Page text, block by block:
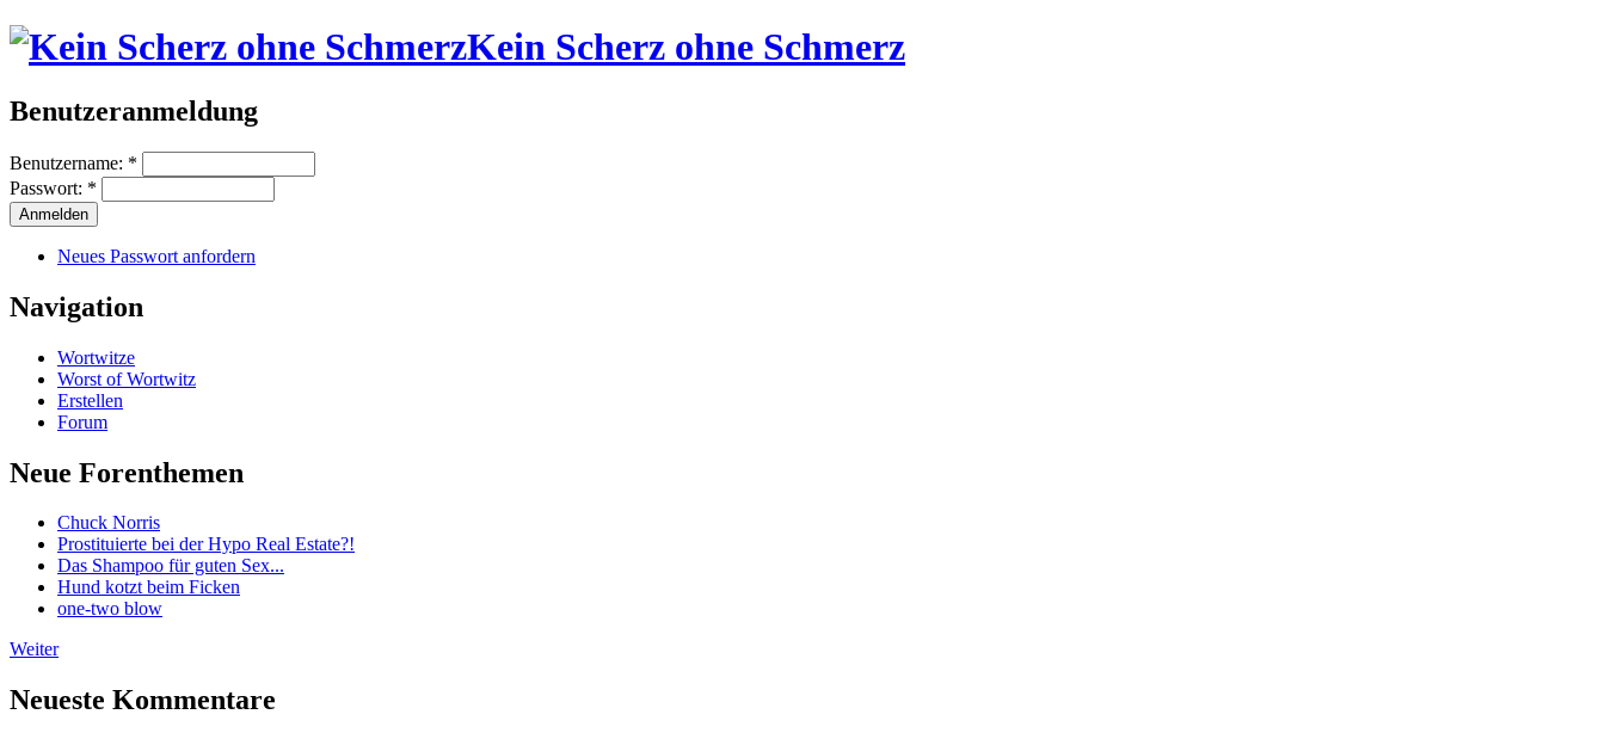
Kein Scherz ohne Schmerz
Benutzeranmeldung
Benutzername: *
Passwort: *
Neues Passwort anfordern
Navigation
Wortwitze
Worst of Wortwitz
Erstellen
Forum
Neue Forenthemen
Chuck Norris
Prostituierte bei der Hypo Real Estate?!
Das Shampoo für guten Sex...
Hund kotzt beim Ficken
one-two blow
Weiter
Neueste Kommentare